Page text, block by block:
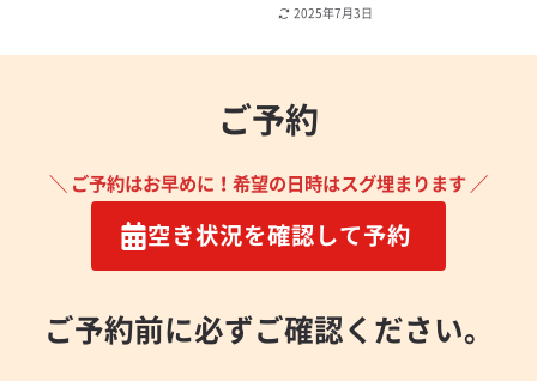
2025年7月3日
ご予約
＼ ご予約はお早めに！希望の日時はスグ埋まります ／
空き状況を確認して予約
ご予約前に必ずご確認ください。